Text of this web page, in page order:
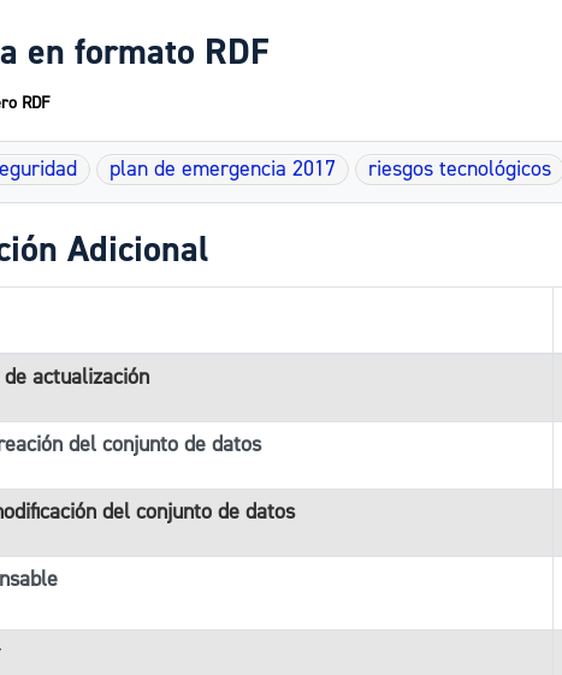
en formato RDF
RDF
plan de emergencia 2017 riesgos tecnológicos
Adicional
actualización
del conjunto de datos
del conjunto de datos